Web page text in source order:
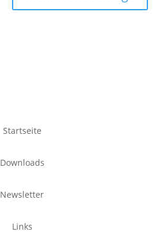
Startseite
Downloads
Newsletter
Links